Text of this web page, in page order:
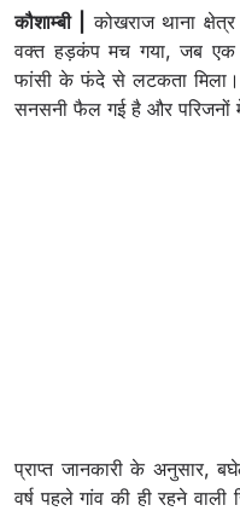
कौशाम्बी |
कोखराज थाना
वक्त हड़कंप मच गया, जब एक
फांसी के फंदे से लटकता मिला।
सनसनी फैल गई है और परिजनों
प्राप्त जानकारी के अनुसार,
वर्ष पहले गांव की ही रहने वाली